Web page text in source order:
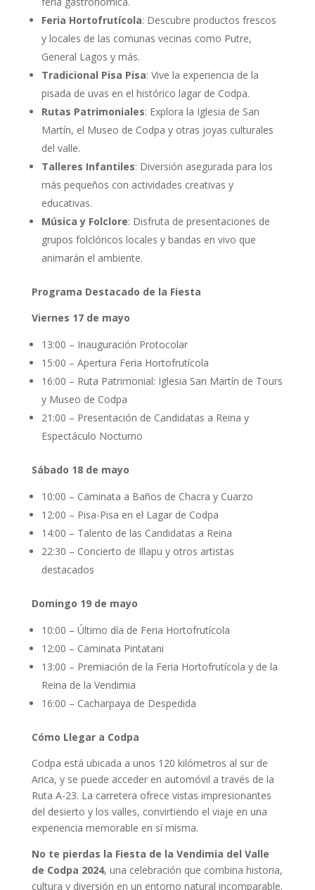
Feria Hortofrutícola: Descubre productos frescos
y locales de las comunas vecinas como Putre,
General Lagos y más.
Tradicional Pisa Pisa: Vive la experiencia de la
pisada de uvas en el histórico lagar de Codpa.
Rutas Patrimoniales: Explora la Iglesia de San
Martín, el Museo de Codpa y otras joyas culturales
del valle.
Talleres Infantiles: Diversión asegurada para los
más pequeños con actividades creativas y
educativas.
Música y Folclore: Disfruta de presentaciones de
grupos folclóricos locales y bandas en vivo que
animarán el ambiente.
Programa Destacado de la Fiesta
Viernes 17 de mayo
13:00 – Inauguración Protocolar
15:00 – Apertura Feria Hortofrutícola
16:00 – Ruta Patrimonial: Iglesia San Martín de Tours
y Museo de Codpa
21:00 – Presentación de Candidatas a Reina y
Espectáculo Nocturno
Sábado 18 de mayo
10:00 – Caminata a Baños de Chacra y Cuarzo
12:00 – Pisa-Pisa en el Lagar de Codpa
14:00 – Talento de las Candidatas a Reina
22:30 – Concierto de Illapu y otros artistas
destacados
Domingo 19 de mayo
10:00 – Último día de Feria Hortofrutícola
12:00 – Caminata Pintatani
13:00 – Premiación de la Feria Hortofrutícola y de la
Reina de la Vendimia
16:00 – Cacharpaya de Despedida
Cómo Llegar a Codpa
Codpa está ubicada a unos 120 kilómetros al sur de
Arica, y se puede acceder en automóvil a través de la
Ruta A-23. La carretera ofrece vistas impresionantes
del desierto y los valles, convirtiendo el viaje en una
experiencia memorable en sí misma.
No te pierdas la Fiesta de la Vendimia del Valle
de Codpa 2024, una celebración que combina historia,
cultura y diversión en un entorno natural incomparable.